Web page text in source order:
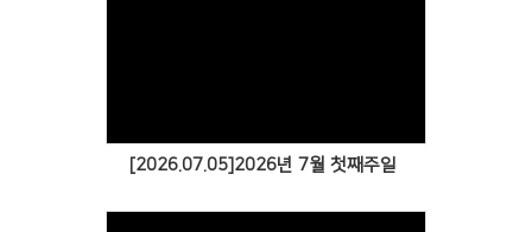
[2026.07.05]2026년 7월 첫째주일